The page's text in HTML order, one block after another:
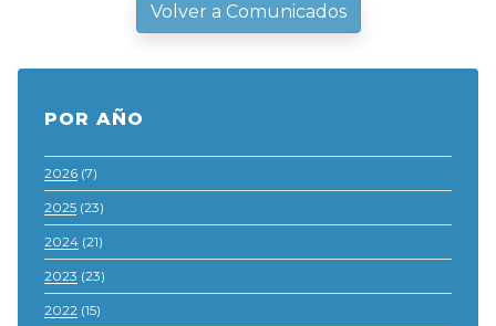
Volver a Comunicados
POR AÑO
2026 (7)
2025 (23)
2024 (21)
2023 (23)
2022 (15)